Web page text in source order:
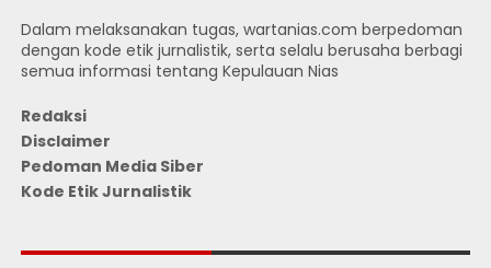
Dalam melaksanakan tugas, wartanias.com berpedoman
dengan kode etik jurnalistik, serta selalu berusaha berbagi
semua informasi tentang Kepulauan Nias
Redaksi
Disclaimer
Pedoman Media Siber
Kode Etik Jurnalistik